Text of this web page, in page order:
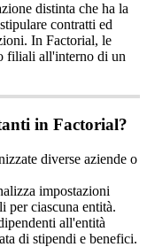
distinta che ha la
stipulare contratti ed
. In Factorial, le
filiali all'interno di un
in Factorial?
diverse aziende o
impostazioni
per ciascuna entità.
all'entità
di stipendi e benefici.